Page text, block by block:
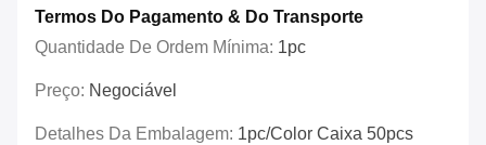
Termos Do Pagamento & Do Transporte
Quantidade De Ordem Mínima: 1pc
Preço: Negociável
Detalhes Da Embalagem: 1pc/color Caixa 50pcs